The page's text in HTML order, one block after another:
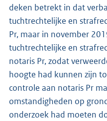
deken betrekt in dat
tuchtrechtelijke en
Pr, maar in november
tuchtrechtelijke en
notaris Pr, zodat
hoogte had kunnen zijn
controle aan notaris Pr
omstandigheden op
onderzoek had moeten